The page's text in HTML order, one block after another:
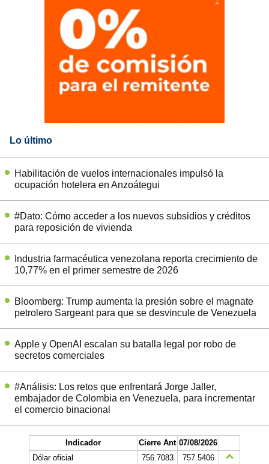
Lo último
Habilitación de vuelos internacionales impulsó la
ocupación hotelera en Anzoátegui
#Dato: Cómo acceder a los nuevos subsidios y créditos
para reposición de vivienda
Industria farmacéutica venezolana reporta crecimiento de
10,77% en el primer semestre de 2026
Bloomberg: Trump aumenta la presión sobre el magnate
petrolero Sargeant para que se desvincule de Venezuela
Apple y OpenAI escalan su batalla legal por robo de
secretos comerciales
#Análisis: Los retos que enfrentará Jorge Jaller,
embajador de Colombia en Venezuela, para incrementar
el comercio binacional
Indicador Cierre Ant 07/08/2026
Dólar oficial
756.7083
757.5406